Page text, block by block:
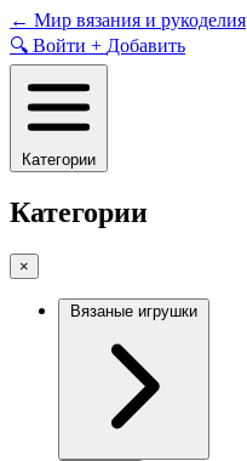
Skip
to
content
← Мир вязания и рукоделия
🔍 Войти + Добавить
Категории
Категории
×
Вязаные игрушки